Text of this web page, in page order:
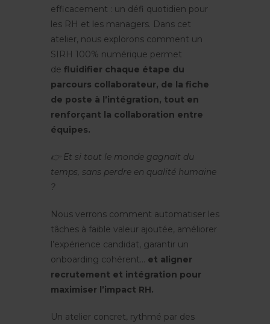
efficacement : un défi quotidien pour
les RH et les managers. Dans cet
atelier, nous explorons comment un
SIRH 100% numérique permet
de fluidifier chaque étape du
parcours collaborateur, de la fiche
de poste à l’intégration, tout en
renforçant la collaboration entre
équipes.
👉 Et si tout le monde gagnait du
temps, sans perdre en qualité humaine
?
Nous verrons comment automatiser les
tâches à faible valeur ajoutée, améliorer
l’expérience candidat, garantir un
onboarding cohérent… et aligner
recrutement et intégration pour
maximiser l’impact RH.
Un atelier concret, rythmé par des